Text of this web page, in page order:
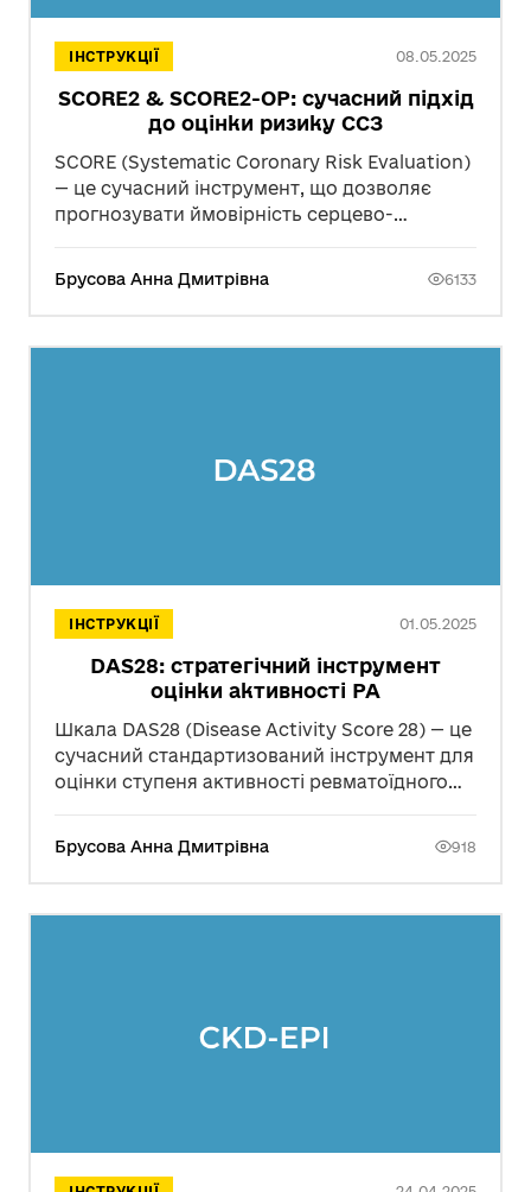
ІНСТРУКЦІЇ 08.05.2025
SCORE2 & SCORE2-OP: сучасний підхід
до оцінки ризику ССЗ
SCORE (Systematic Coronary Risk Evaluation)
— це сучасний інструмент, що дозволяє
прогнозувати ймовірність серцево-
профілактики.
Брусова Анна Дмитрівна 6133
ІНСТРУКЦІЇ 01.05.2025
DAS28: стратегічний інструмент
оцінки активності РА
Шкала DAS28 (Disease Activity Score 28) — це
сучасний стандартизований інструмент для
оцінки ступеня активності ревматоїдного
Брусова Анна Дмитрівна 918